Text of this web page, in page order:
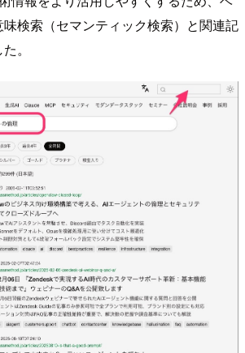
検索（セマンティック検索）と関連記
。